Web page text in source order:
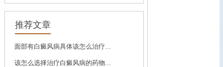
推荐文章
面部有白癜风病具体该怎么治疗...
该怎么选择治疗白癜风病的药物...